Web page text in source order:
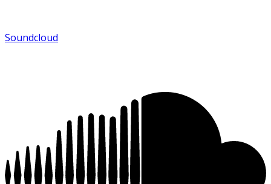
Soundcloud